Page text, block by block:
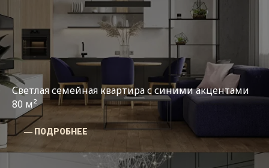
Светлая семейная квартира с синими акцентами
80 м²
― ПОДРОБНЕЕ